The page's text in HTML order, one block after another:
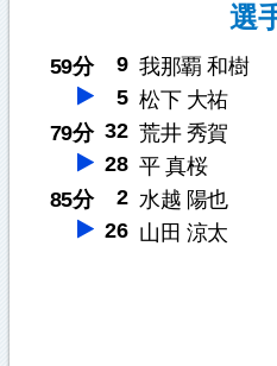
選
59分 9 我那覇 和樹
5 松下 大祐
79分 32 荒井 秀賀
28 平 真桜
85分
2 水越 陽也
26 山田 涼太